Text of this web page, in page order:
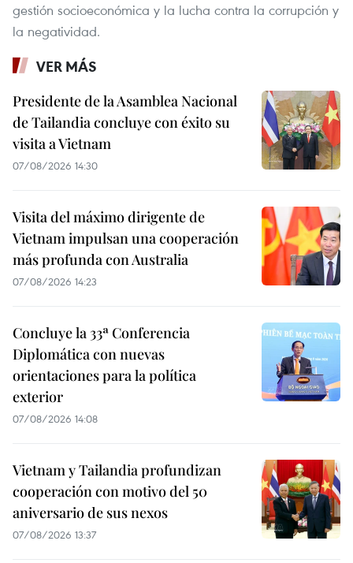
gestión socioeconómica y la lucha contra la corrupción y
la negatividad.
VER MÁS
Presidente de la Asamblea Nacional
de Tailandia concluye con éxito su
visita a Vietnam
07/08/2026 14:30
Visita del máximo dirigente de
Vietnam impulsan una cooperación
más profunda con Australia
07/08/2026 14:23
Concluye la 33ª Conferencia
Diplomática con nuevas
orientaciones para la política
exterior
07/08/2026 14:08
Vietnam y Tailandia profundizan
cooperación con motivo del 50
aniversario de sus nexos
07/08/2026 13:37